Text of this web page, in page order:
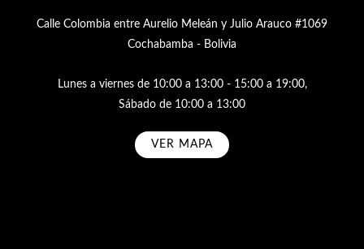
Calle Colombia entre Aurelio Meleán y Julio Arauco #1069
Cochabamba - Bolivia
Lunes a viernes de 10:00 a 13:00 - 15:00 a 19:00,
Sábado de 10:00 a 13:00
VER MAPA